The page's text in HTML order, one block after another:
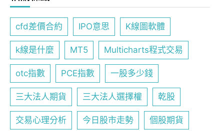
cfd差價合約 IPO意思 K線圖軟體
k線是什麼 MT5 Multicharts程式交易
otc指數 PCE指數 一股多少錢
三大法人期貨 三大法人選擇權 乾股
交易心理分析 今日股市走勢 個股期貨